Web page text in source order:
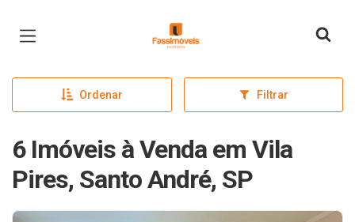
Página inicial
Ordenar Filtrar
6 Imóveis à Venda em Vila
Pires, Santo André, SP